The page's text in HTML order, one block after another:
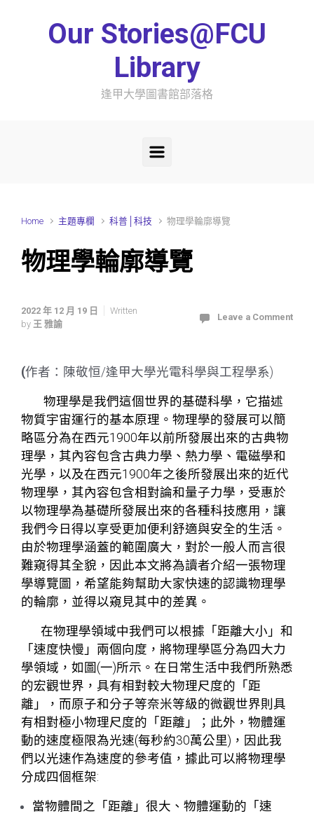
Our Stories@FCU
Library
逢甲大學圖書館部落格
Home 主題專欄 科普│科技 物理學輪廓導覽
物理學輪廓導覽
2022 年 12 月 19 日
Written
by 王 雅諭
Leave a Comment
(作者：陳敬恒/逢甲大學光電科學與工程學系)
物理學是我們這個世界的基礎科學，它描述
物質宇宙運行的基本原理。物理學的發展可以簡
略區分為在西元1900年以前所發展出來的古典物
理學，其內容包含古典力學、熱力學、電磁學和
光學，以及在西元1900年之後所發展出來的近代
物理學，其內容包含相對論和量子力學，受惠於
以物理學為基礎所發展出來的各種科技應用，讓
我們今日得以享受更加便利舒適與安全的生活。
由於物理學涵蓋的範圍廣大，對於一般人而言很
難窺得其全貌，因此本文將為讀者介紹一張物理
學導覽圖，希望能夠幫助大家快速的認識物理學
的輪廓，並得以窺見其中的差異。
在物理學領域中我們可以根據「距離大小」和
「速度快慢」兩個向度，將物理學區分為四大力
學領域，如圖(一)所示。在日常生活中我們所熟悉
的宏觀世界，具有相對較大物理尺度的「距
離」，而原子和分子等奈米等級的微觀世界則具
有相對極小物理尺度的「距離」；此外，物體運
動的速度極限為光速(每秒約30萬公里)，因此我
們以光速作為速度的參考值，據此可以將物理學
分成四個框架:
當物體間之「距離」很大、物體運動的「速